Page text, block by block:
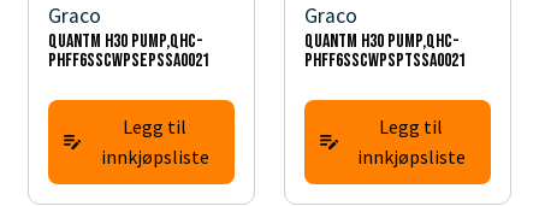
Graco
Quantm h30 PUMP,QHC-
PHFF6SSCWPSEPSSA0021
Legg til
innkjøpsliste
Graco
Quantm h30 PUMP,QHC-
PHFF6SSCWPSPTSSA0021
Legg til
innkjøpsliste